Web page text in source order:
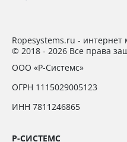
Ropesystems.ru -
© 2018 - 2026 Все права
ООО «Р-Системс»
ОГРН 1115029005123
ИНН 7811246865
Р-СИСТЕМС